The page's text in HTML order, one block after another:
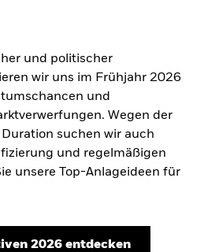
und politischer
wir uns im Frühjahr 2026
und
Wegen der
suchen wir auch
und regelmäßigen
unsere Top-Anlageideen für
2026 entdecken